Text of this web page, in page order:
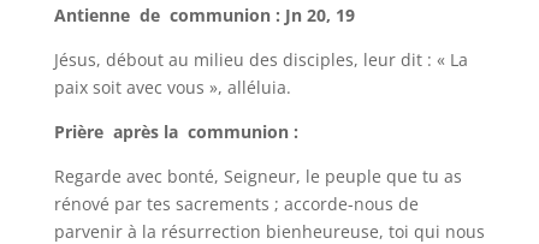
Antienne de communion : Jn 20, 19
Jésus, débout au milieu des disciples, leur dit : « La
paix soit avec vous », alléluia.
Prière après la communion :
Regarde avec bonté, Seigneur, le peuple que tu as
rénové par tes sacrements ; accorde-nous de
parvenir à la résurrection bienheureuse, toi qui nous